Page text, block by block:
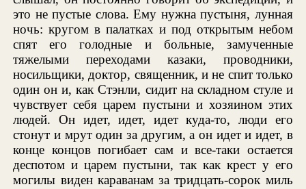
это не пустые слова. Ему нужна пустыня, лунная
ночь: кругом в палатках и под открытым небом
спят его голодные и больные, замученные
тяжелыми переходами казаки, проводники,
носильщики, доктор, священник, и не спит только
один он и, как Стэнли, сидит на складном стуле и
чувствует себя царем пустыни и хозяином этих
людей. Он идет, идет, идет куда-то, люди его
стонут и мрут один за другим, а он идет и идет, в
конце концов погибает сам и все-таки остается
деспотом и царем пустыни, так как крест у его
могилы виден караванам за тридцать-сорок миль